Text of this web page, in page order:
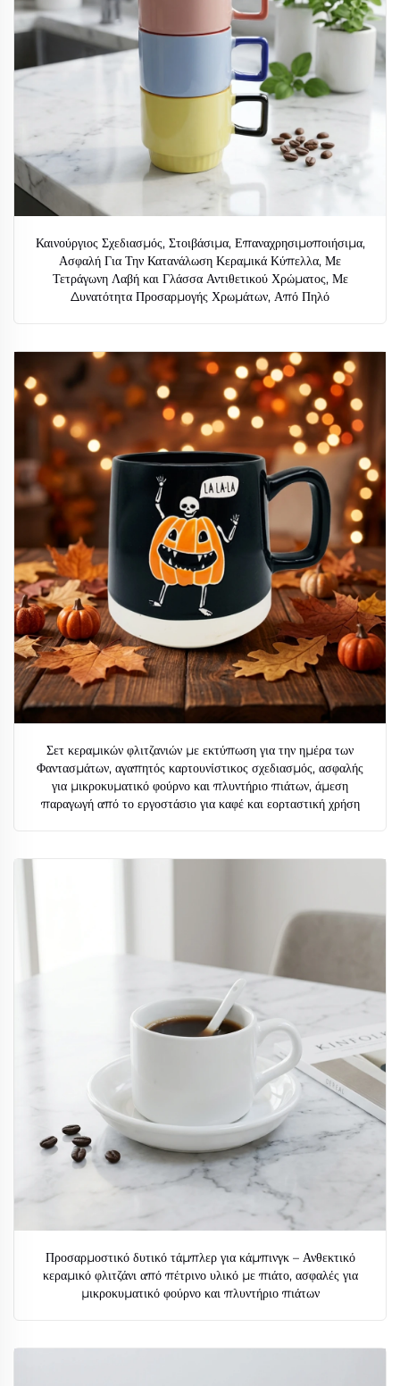
Καινούργιος Σχεδιασμός, Στοιβάσιμα, Επαναχρησιμοποιήσιμα,
Ασφαλή Για Την Κατανάλωση Κεραμικά Κύπελλα, Με
Τετράγωνη Λαβή και Γλάσσα Αντιθετικού Χρώματος, Με
Δυνατότητα Προσαρμογής Χρωμάτων, Από Πηλό
Σετ κεραμικών φλιτζανιών με εκτύπωση για την ημέρα των
Φαντασμάτων, αγαπητός καρτουνίστικος σχεδιασμός, ασφαλής
για μικροκυματικό φούρνο και πλυντήριο πιάτων, άμεση
παραγωγή από το εργοστάσιο για καφέ και εορταστική χρήση
Προσαρμοστικό δυτικό τάμπλερ για κάμπινγκ – Ανθεκτικό
κεραμικό φλιτζάνι από πέτρινο υλικό με πιάτο, ασφαλές για
μικροκυματικό φούρνο και πλυντήριο πιάτων